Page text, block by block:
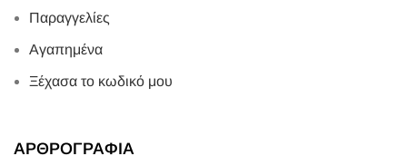
Παραγγελίες
Αγαπημένα
Ξέχασα το κωδικό μου
ΑΡΘΡΟΓΡΑΦΙΑ